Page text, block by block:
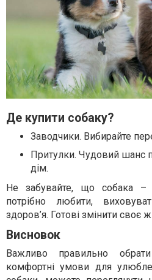
Де купити собаку?
Заводчики. Вибирайте
Притулки. Чудовий шанс
дім.
Не забувайте, що собака –
потрібно любити,
здоров’я. Готові змінити своє
Висновок
Важливо правильно
комфортні умови для